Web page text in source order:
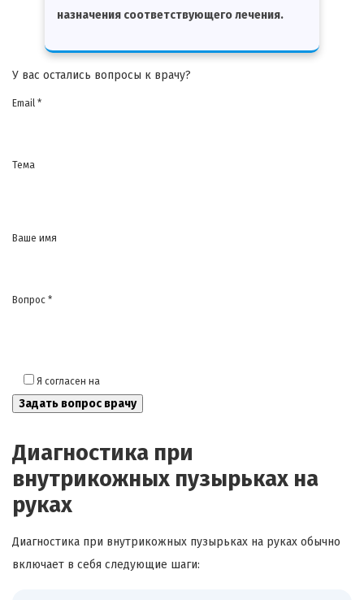
назначения соответствующего лечения.
У вас остались вопросы к врачу?
Email *
Тема
Ваше имя
Вопрос *
Я согласен на
Диагностика при
внутрикожных пузырьках на
руках
Диагностика при внутрикожных пузырьках на руках обычно
включает в себя следующие шаги: